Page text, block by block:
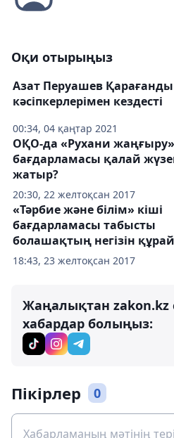
Оқи отырыңыз
00:34, 04 қаңтар 2021
Азат Перуашев Қарағанды
кәсіпкерлерімен кездесті
20:30, 22 желтоқсан 2017
ОҚО-да «Рухани жаңғыру»
бағдарламасы қалай
жатыр?
18:43, 23 желтоқсан 2017
«Тәрбие және білім» кіші
бағдарламасы табысты
болашақтың негізін
Жаңалықтан zakon.kz
хабардар болыңыз:
Пікірлер 0